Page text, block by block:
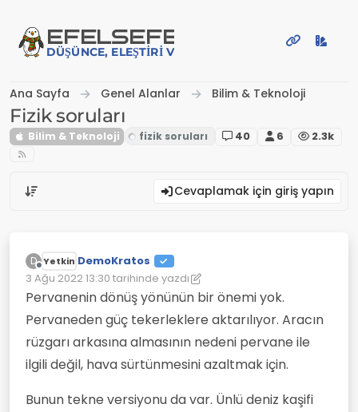
EFELSEFE
DÜŞÜNCE, ELEŞTIRI VE PAYLAŞIM PLATFORMU
Ana Sayfa Genel Alanlar Bilim & Teknoloji
Fizik soruları
Bilim & Teknoloji 40 6 2.3k
Cevaplamak için giriş yapın
D
Çevrimdışı
Yetkin DemoKratos
3 Ağu 2022 13:30 tarihinde yazdı
Son düzenleyen: DemoKratos8 Mar 2022 13:38
Pervanenin dönüş yönünün bir önemi yok.
Pervaneden güç tekerleklere aktarılıyor. Aracın
rüzgarı arkasına almasının nedeni pervane ile
ilgili değil, hava sürtünmesini azaltmak için.
Bunun tekne versiyonu da var. Ünlü deniz kaşifi